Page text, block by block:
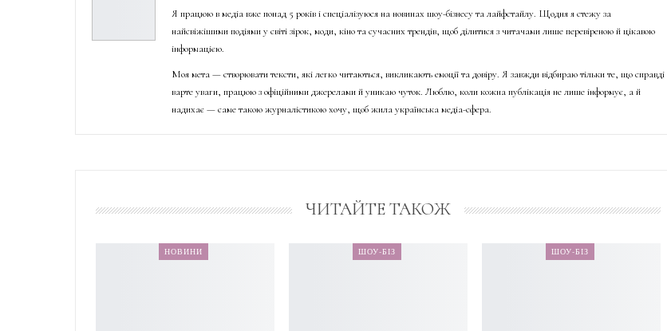
Я працюю в медіа вже понад 5 років і спеціалізуюся на новинах шоу-бізнесу та лайфстайлу. Щодня я стежу за
найсвіжішими подіями у світі зірок, моди, кіно та сучасних трендів, щоб ділитися з читачами лише перевіреною й цікавою
інформацією.
Моя мета — створювати тексти, які легко читаються, викликають емоції та довіру. Я завжди відбираю тільки те, що справді
варте уваги, працюю з офіційними джерелами й уникаю чуток. Люблю, коли кожна публікація не лише інформує, а й
надихає — саме такою журналістикою хочу, щоб жила українська медіа-сфера.
ЧИТАЙТЕ ТАКОЖ
НОВИНИ ШОУ-БІЗ ШОУ-БІЗ